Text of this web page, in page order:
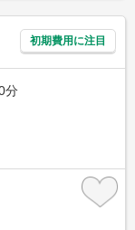
初期費用に注目
分